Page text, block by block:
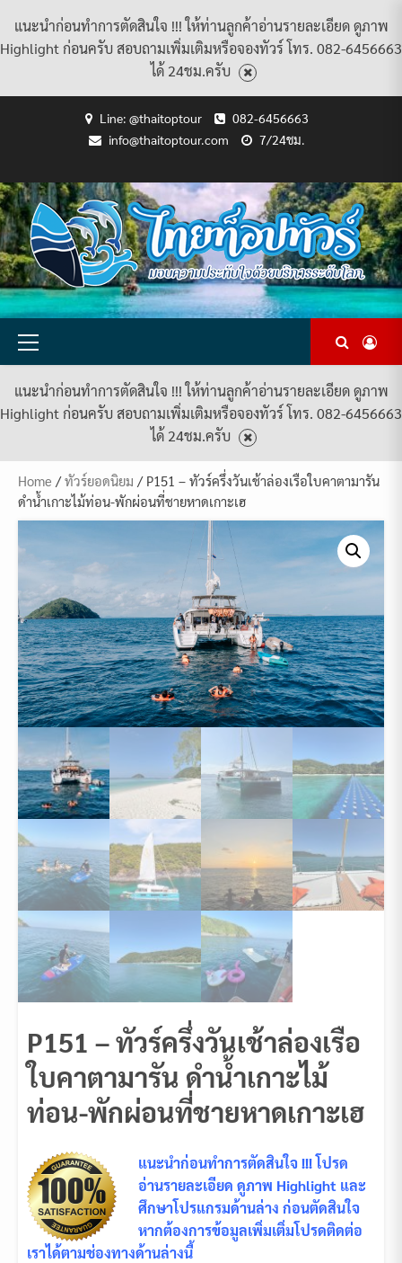
แนะนำก่อนทำการตัดสินใจ !!! ให้ท่านลูกค้าอ่านรายละเอียด ดูภาพ
Highlight ก่อนครับ สอบถามเพิ่มเติมหรือจองทัวร์ โทร. 082-6456663
ได้ 24ชม.ครับ
Line: @thaitoptour
082-6456663
info@thaitoptour.com
7/24ชม.
USACCOUNT
POLICY
AND
CONDITIONS
แพ็คเกจ
ทัวร์
ทั้งหมด
ต้อนรับ
สู่
ไทย
ท็อป
ทัวร์
กับ
เรา
ทัวร์
ทั้งหมด
Primary
แนะนำก่อนทำการตัดสินใจ !!! ให้ท่านลูกค้าอ่านรายละเอียด ดูภาพ
Highlight ก่อนครับ สอบถามเพิ่มเติมหรือจองทัวร์ โทร. 082-6456663
ได้ 24ชม.ครับ
Home /ทัวร์ยอดนิยม / P151 – ทัวร์ครึ่งวันเช้าล่องเรือใบคาตามารัน
ดำน้ำเกาะไม้ท่อน-พักผ่อนที่ชายหาดเกาะเฮ
P151 – ทัวร์ครึ่งวันเช้าล่องเรือ
ใบคาตามารัน ดำน้ำเกาะไม้
ท่อน-พักผ่อนที่ชายหาดเกาะเฮ
แนะนำก่อนทำการตัดสินใจ !!! โปรด
อ่านรายละเอียด ดูภาพ Highlight และ
ศึกษาโปรแกรมด้านล่าง ก่อนตัดสินใจ
หากต้องการข้อมูลเพิ่มเติ่มโปรดติดต่อ
เราได้ตามช่องทางด้านล่างนี้